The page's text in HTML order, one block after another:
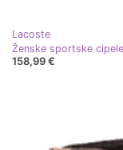
Lacoste
158,99 €